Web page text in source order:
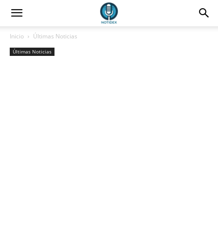
Inicio Últimas Noticias
Últimas Noticias